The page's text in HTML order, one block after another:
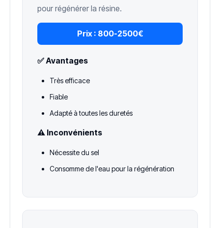
pour régénérer la résine.
Prix : 800-2500€
✅ Avantages
Très efficace
Fiable
Adapté à toutes les duretés
⚠️ Inconvénients
Nécessite du sel
Consomme de l'eau pour la régénération